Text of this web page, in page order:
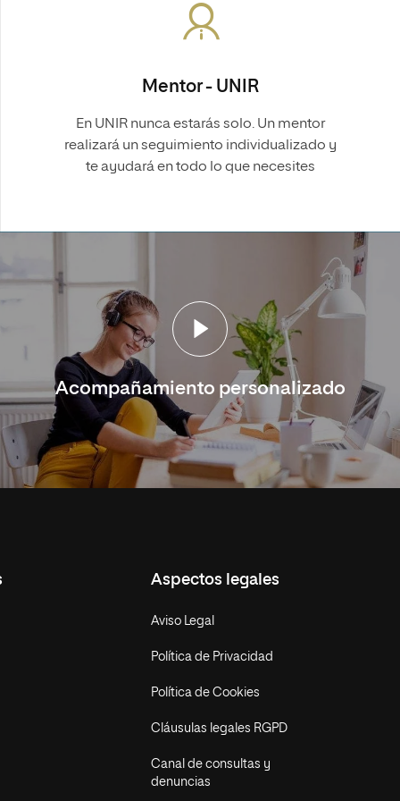
Mentor - UNIR
En UNIR nunca estarás solo. Un mentor
realizará un seguimiento individualizado y
te ayudará en todo lo que necesites
Acompañamiento personalizado
Aspectos legales
Aviso Legal
Política de Privacidad
Política de Cookies
Cláusulas legales RGPD
Canal de consultas y
denuncias